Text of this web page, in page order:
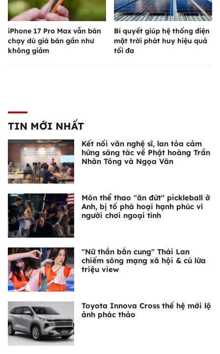
iPhone 17 Pro Max vẫn bán
chạy dù giá bán gần như
không giảm
Bí quyết giúp hệ thống điện
mặt trời phát huy hiệu quả
tối đa
TIN MỚI NHẤT
Kết nối văn nghệ sĩ, lan tỏa cảm
hứng sáng tác về Phật hoàng Trần
Nhân Tông và Ngọa Vân
Môn thể thao "ăn đứt" pickleball ở
Anh, bị tố phá hoại hạnh phúc vì
người chơi ngoại tình
"Nữ thần bắn cung" Thái Lan
chiếm sóng mạng xã hội & cú lừa
triệu view
Toyota Innova Cross thế hệ mới lộ
ảnh phác thảo